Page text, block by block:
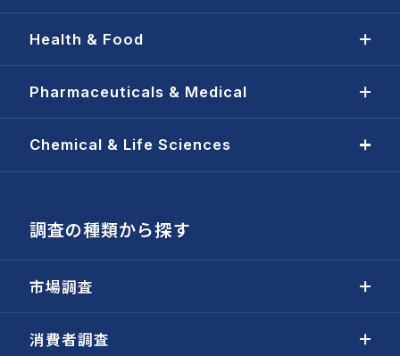
Health & Food
Pharmaceuticals & Medical
Chemical & Life Sciences
調査の種類から探す
市場調査
消費者調査